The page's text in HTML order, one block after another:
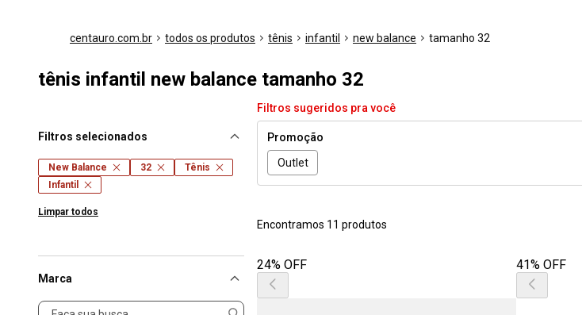
centauro.com.br todos os produtos tênis infantil new balance tamanho 32
tênis infantil new balance tamanho 32
Filtros selecionados
New Balance 32
Tênis
Infantil
Limpar todos
Marca
Marca
Filtros sugeridos pra você
Promoção
Outlet
Encontramos 11 produtos
24% OFF 41% OFF